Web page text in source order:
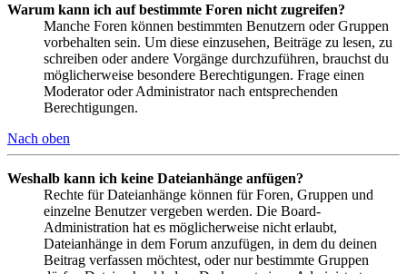
Warum kann ich auf bestimmte Foren nicht zugreifen?
Manche Foren können bestimmten Benutzern oder Gruppen
vorbehalten sein. Um diese einzusehen, Beiträge zu lesen, zu
schreiben oder andere Vorgänge durchzuführen, brauchst du
möglicherweise besondere Berechtigungen. Frage einen
Moderator oder Administrator nach entsprechenden
Berechtigungen.
Nach oben
Weshalb kann ich keine Dateianhänge anfügen?
Rechte für Dateianhänge können für Foren, Gruppen und
einzelne Benutzer vergeben werden. Die Board-
Administration hat es möglicherweise nicht erlaubt,
Dateianhänge in dem Forum anzufügen, in dem du deinen
Beitrag verfassen möchtest, oder nur bestimmte Gruppen